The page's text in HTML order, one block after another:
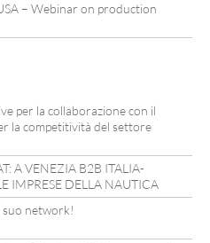
– Webinar on production
per la collaborazione con il
la competitività del settore
A VENEZIA B2B ITALIA-
IMPRESE DELLA NAUTICA
suo network!